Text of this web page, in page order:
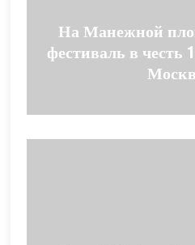
На Манежной
фестиваль в